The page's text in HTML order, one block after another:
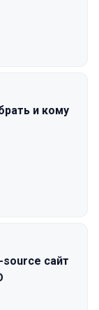
и кому
сайт